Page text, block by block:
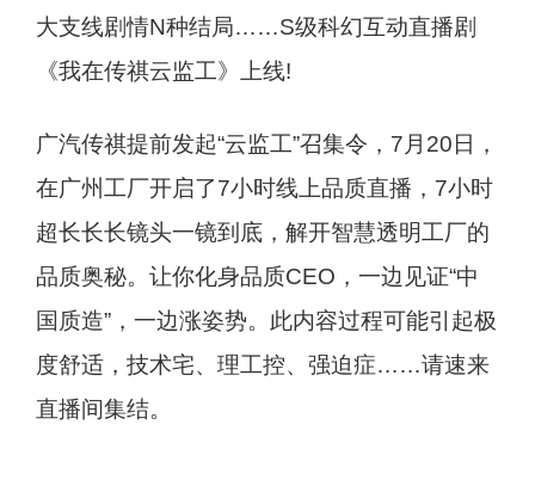
大支线剧情N种结局……S级科幻互动直播剧
《我在传祺云监工》上线!
广汽传祺提前发起“云监工”召集令，7月20日，
在广州工厂开启了7小时线上品质直播，7小时
超长长长镜头一镜到底，解开智慧透明工厂的
品质奥秘。让你化身品质CEO，一边见证“中
国质造”，一边涨姿势。此内容过程可能引起极
度舒适，技术宅、理工控、强迫症……请速来
直播间集结。